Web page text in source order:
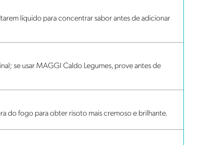
líquido para concentrar sabor antes de adicionar
se usar MAGGI Caldo Legumes, prove antes de
do fogo para obter risoto mais cremoso e brilhante.